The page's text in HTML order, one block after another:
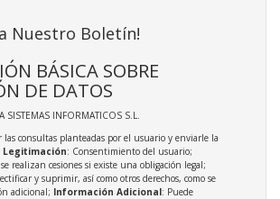
Nuestro Boletín!
BÁSICA SOBRE
DE DATOS
SISTEMAS INFORMATICOS S.L.
las consultas planteadas por el usuario y enviarle la
Legitimación: Consentimiento del usuario;
realizan cesiones si existe una obligación legal;
y suprimir, así como otros derechos, como se
adicional; Información Adicional: Puede